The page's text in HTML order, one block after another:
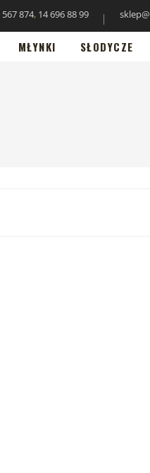
874, 14 696 88 99
MŁYNKI SŁODYCZE